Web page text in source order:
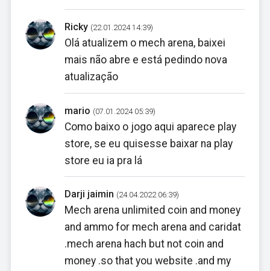
Ricky (22.01.2024 14:39)
Olá atualizem o mech arena, baixei
mais não abre e está pedindo nova
atualização
mario (07.01.2024 05:39)
Como baixo o jogo aqui aparece play
store, se eu quisesse baixar na play
store eu ia pra lá
Darji jaimin (24.04.2022 06:39)
Mech arena unlimited coin and money
and ammo for mech arena and caridat
.mech arena hach but not coin and
money .so that you website .and my